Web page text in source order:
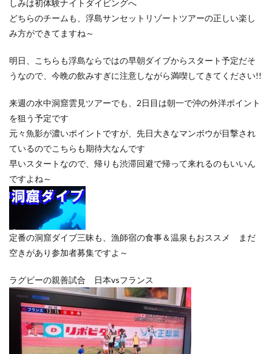
しみは初体験ナイトダイビングへ
どちらのチームも、浮島サンセットリゾートツアーの正しい楽し
み方ができてますね～
明日、こちらも浮島ならではの早朝ダイブからスタート予定だそ
うなので、今晩の飲みすぎに注意しながら満喫してきてください!!
来週の水中洞窟雲見ツアーでも、2日目は朝一で沖の外洋ポイント
を狙う予定です
元々魚影が濃いポイントですが、先日大きなマンボウが目撃され
ているのでこちらも期待大なんです
早いスタートなので、帰りも渋滞回避で帰って来れるのもいいん
ですよね～
定番の洞窟ダイブ三昧も、漁師宿の食事＆温泉もおススメ まだ
空きがあり参加者募集ですよ～
ラグビーの親善試合 日本vsフランス